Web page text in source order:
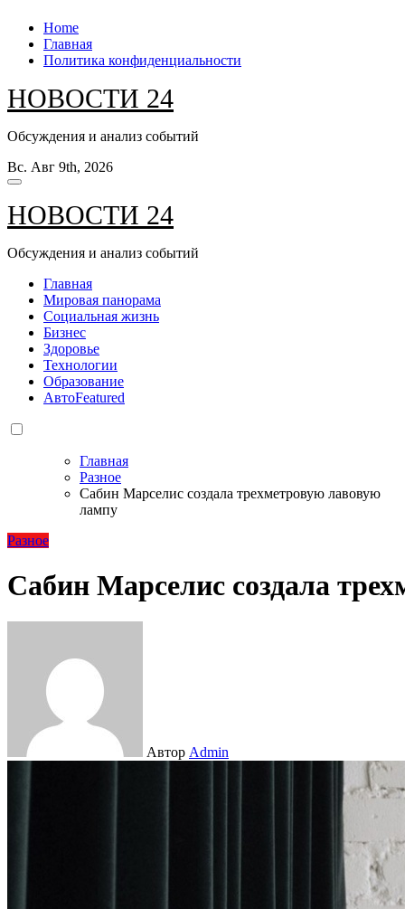
Перейти
содержанию
Home
Главная
Политика конфиденциальности
НОВОСТИ 24
Обсуждения и анализ событий
Вс. Авг 9th, 2026
НОВОСТИ 24
Обсуждения и анализ событий
Главная
Мировая панорама
Социальная жизнь
Бизнес
Здоровье
Технологии
Образование
АвтоFeatured
Главная
Разное
Сабин Марселис создала трехметровую лавовую
лампу
Разное
Сабин Марселис создала
Автор Admin